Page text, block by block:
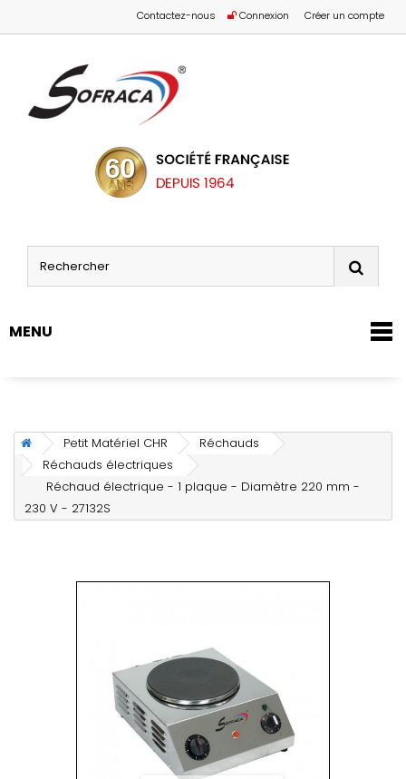
Créer un compte
Connexion
Contactez-nous
MENU
Petit Matériel CHR
Réchauds
Réchauds électriques
Réchaud électrique - 1 plaque - Diamètre 220 mm -
230 V - 27132S